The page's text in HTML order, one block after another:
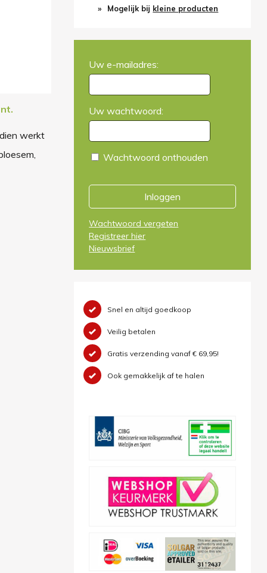
werkt
Mogelijk bij kleine producten
Uw e-mailadres:
Uw wachtwoord:
Wachtwoord onthouden
Inloggen
Wachtwoord vergeten
Registreer hier
Nieuwsbrief
Snel en altijd goedkoop
Veilig betalen
Gratis verzending vanaf € 69,95!
Ook gemakkelijk af te halen